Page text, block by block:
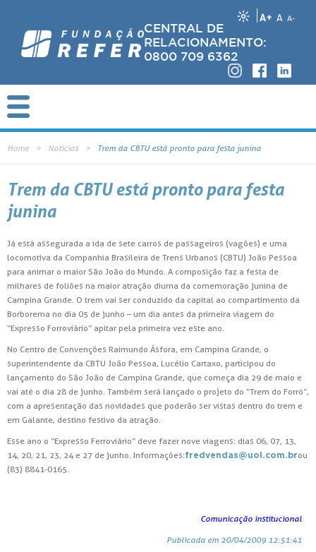
A+ A A-
CENTRAL DE
RELACIONAMENTO:
0800 709 6362
Home Notícias Trem da CBTU está pronto para festa junina
Trem da CBTU está pronto para festa
junina
Já está assegurada a ida de sete carros de passageiros (vagões) e uma
locomotiva da Companhia Brasileira de Trens Urbanos (CBTU) João Pessoa
para animar o maior São João do Mundo. A composição faz a festa de
milhares de foliões na maior atração diurna da comemoração junina de
Campina Grande. O trem vai ser conduzido da capital ao compartimento da
Borborema no dia 05 de junho – um dia antes da primeira viagem do
“Expresso Forroviário” apitar pela primeira vez este ano.
No Centro de Convenções Raimundo Ásfora, em Campina Grande, o
superintendente da CBTU João Pessoa, Lucélio Cartaxo, participou do
lançamento do São João de Campina Grande, que começa dia 29 de maio e
vai até o dia 28 de junho. Também será lançado o projeto do “Trem do Forró”,
com a apresentação das novidades que poderão ser vistas dentro do trem e
em Galante, destino festivo da atração.
Esse ano o “Expresso Ferroviário” deve fazer nove viagens: dias 06, 07, 13,
14, 20, 21, 23, 24 e 27 de junho. Informações:fredvendas@uol.com.brou
(83) 8841-0165.
Comunicação institucional
Publicada em 20/04/2009 12:51:41